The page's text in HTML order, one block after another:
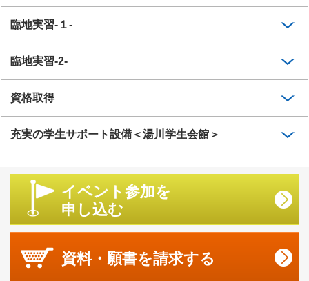
臨地実習-１-
臨地実習-2-
資格取得
充実の学生サポート設備＜湯川学生会館＞
イベント参加を
申し込む
資料・願書を請求する